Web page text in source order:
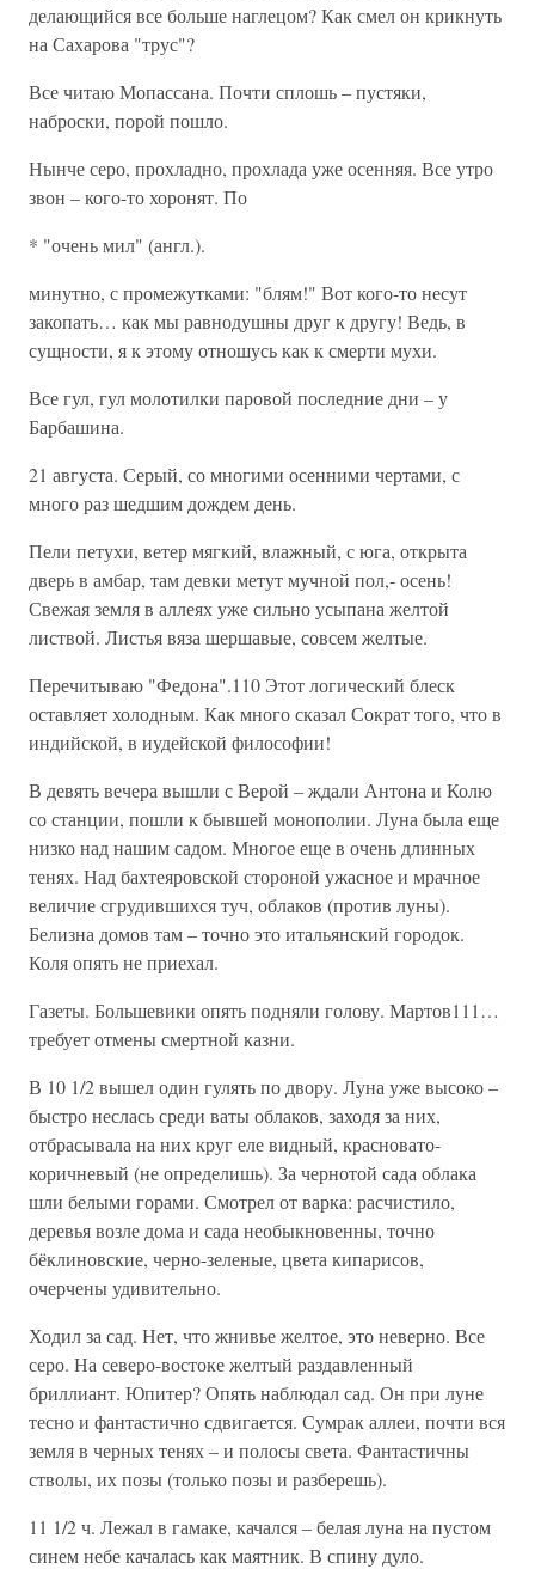
делающийся все больше наглецом? Как смел он крикнуть
на Сахарова "трус"?
Все читаю Мопассана. Почти сплошь – пустяки,
наброски, порой пошло.
Нынче серо, прохладно, прохлада уже осенняя. Все утро
звон – кого-то хоронят. По
* "очень мил" (англ.).
минутно, с промежутками: "блям!" Вот кого-то несут
закопать… как мы равнодушны друг к другу! Ведь, в
сущности, я к этому отношусь как к смерти мухи.
Все гул, гул молотилки паровой последние дни – у
Барбашина.
21 августа. Серый, со многими осенними чертами, с
много раз шедшим дождем день.
Пели петухи, ветер мягкий, влажный, с юга, открыта
дверь в амбар, там девки метут мучной пол,- осень!
Свежая земля в аллеях уже сильно усыпана желтой
листвой. Листья вяза шершавые, совсем желтые.
Перечитываю "Федона".110 Этот логический блеск
оставляет холодным. Как много сказал Сократ того, что в
индийской, в иудейской философии!
В девять вечера вышли с Верой – ждали Антона и Колю
со станции, пошли к бывшей монополии. Луна была еще
низко над нашим садом. Многое еще в очень длинных
тенях. Над бахтеяровской стороной ужасное и мрачное
величие сгрудившихся туч, облаков (против луны).
Белизна домов там – точно это итальянский городок.
Коля опять не приехал.
Газеты. Большевики опять подняли голову. Мартов111…
требует отмены смертной казни.
В 10 1/2 вышел один гулять по двору. Луна уже высоко –
быстро неслась среди ваты облаков, заходя за них,
отбрасывала на них круг еле видный, красновато-
коричневый (не определишь). За чернотой сада облака
шли белыми горами. Смотрел от варка: расчистило,
деревья возле дома и сада необыкновенны, точно
бёклиновские, черно-зеленые, цвета кипарисов,
очерчены удивительно.
Ходил за сад. Нет, что жнивье желтое, это неверно. Все
серо. На северо-востоке желтый раздавленный
бриллиант. Юпитер? Опять наблюдал сад. Он при луне
тесно и фантастично сдвигается. Сумрак аллеи, почти вся
земля в черных тенях – и полосы света. Фантастичны
стволы, их позы (только позы и разберешь).
11 1/2 ч. Лежал в гамаке, качался – белая луна на пустом
синем небе качалась как маятник. В спину дуло.